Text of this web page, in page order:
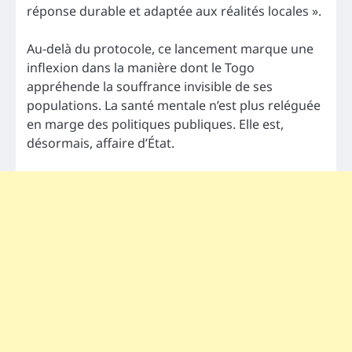
réponse durable et adaptée aux réalités locales ».
Au-delà du protocole, ce lancement marque une
inflexion dans la manière dont le Togo
appréhende la souffrance invisible de ses
populations. La santé mentale n’est plus reléguée
en marge des politiques publiques. Elle est,
désormais, affaire d’État.